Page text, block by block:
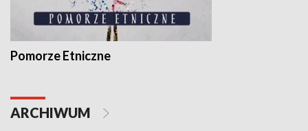
Pomorze Etniczne
ARCHIWUM